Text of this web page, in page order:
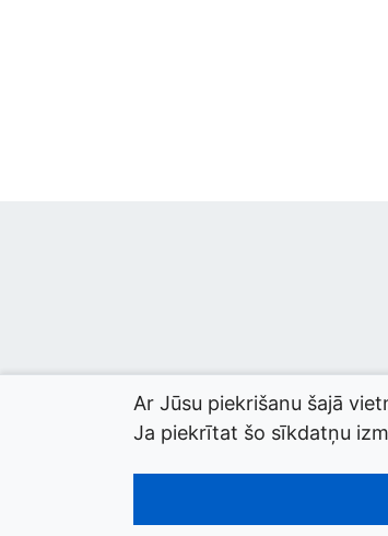
© 2026 termini.gov.lv. Izstrādātājs:
Ar Jūsu piekrišanu šajā
Ja piekrītat šo sīkdatņu